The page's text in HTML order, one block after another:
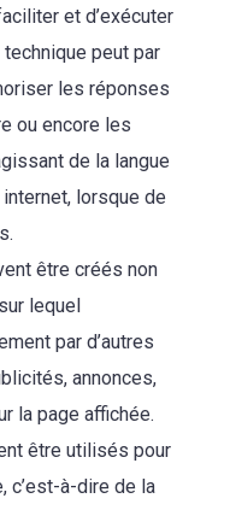
et d’exécuter
peut par
les réponses
ou encore les
de la langue
lorsque de
être créés non
lequel
par d’autres
annonces,
la page affichée.
être utilisés pour
c’est-à-dire de la